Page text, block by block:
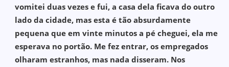
vomitei duas vezes e fui, a casa dela ficava do outro
lado da cidade, mas esta é tão absurdamente
pequena que em vinte minutos a pé cheguei, ela me
esperava no portão. Me fez entrar, os empregados
olharam estranhos, mas nada disseram. Nos